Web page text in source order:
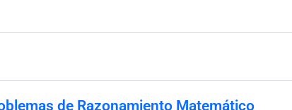
de Razonamiento Matemático